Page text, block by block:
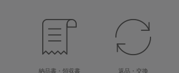
納品書・領収書
返品・交換